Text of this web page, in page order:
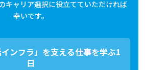
キャリア選択に役立てていただければ
幸いです。
インフラ」を支える仕事を学ぶ1
日